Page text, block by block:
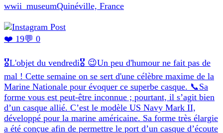
wwii_museumQuinéville, France
❤️ 19💬 0
🎖L'objet du vendredi🎖 😉Un peu d'humour ne fait pas de
mal ! Cette semaine on se sert d'une célèbre maxime de la
Marine Nationale pour évoquer ce superbe casque. 📞Sa
forme vous est peut-être inconnue ; pourtant, il s’agit bien
d’un casque allié. C’est le modèle US Navy Mark II,
développé pour la marine américaine. Sa forme très élargie
a été conçue afin de permettre le port d’un casque d’écoute